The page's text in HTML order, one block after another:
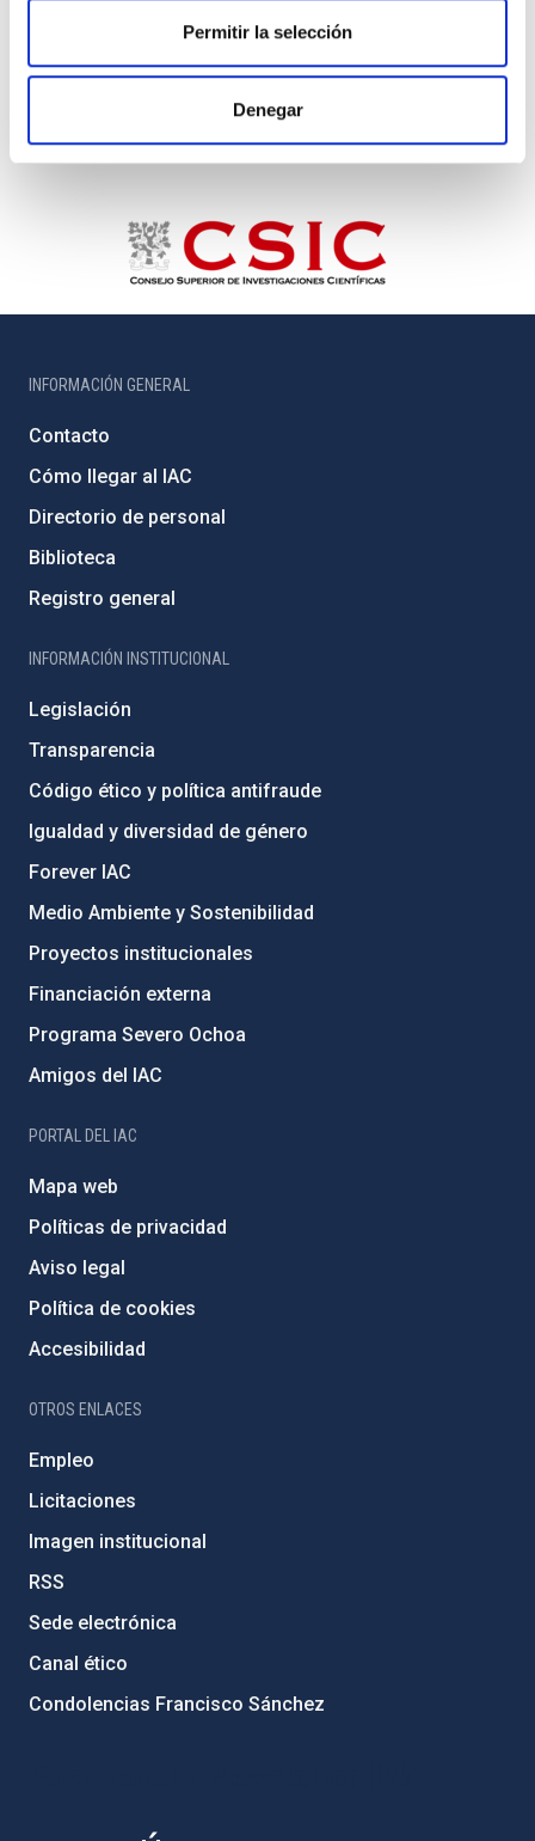
Permitir la selección
Denegar
INFORMACIÓN GENERAL
Contacto
Cómo llegar al IAC
Directorio de personal
Biblioteca
Registro general
INFORMACIÓN INSTITUCIONAL
Legislación
Transparencia
Código ético y política antifraude
Igualdad y diversidad de género
Forever IAC
Medio Ambiente y Sostenibilidad
Proyectos institucionales
Financiación externa
Programa Severo Ochoa
Amigos del IAC
PORTAL DEL IAC
Mapa web
Políticas de privacidad
Aviso legal
Política de cookies
Accesibilidad
OTROS ENLACES
Empleo
Licitaciones
Imagen institucional
RSS
Sede electrónica
Canal ético
Condolencias Francisco Sánchez